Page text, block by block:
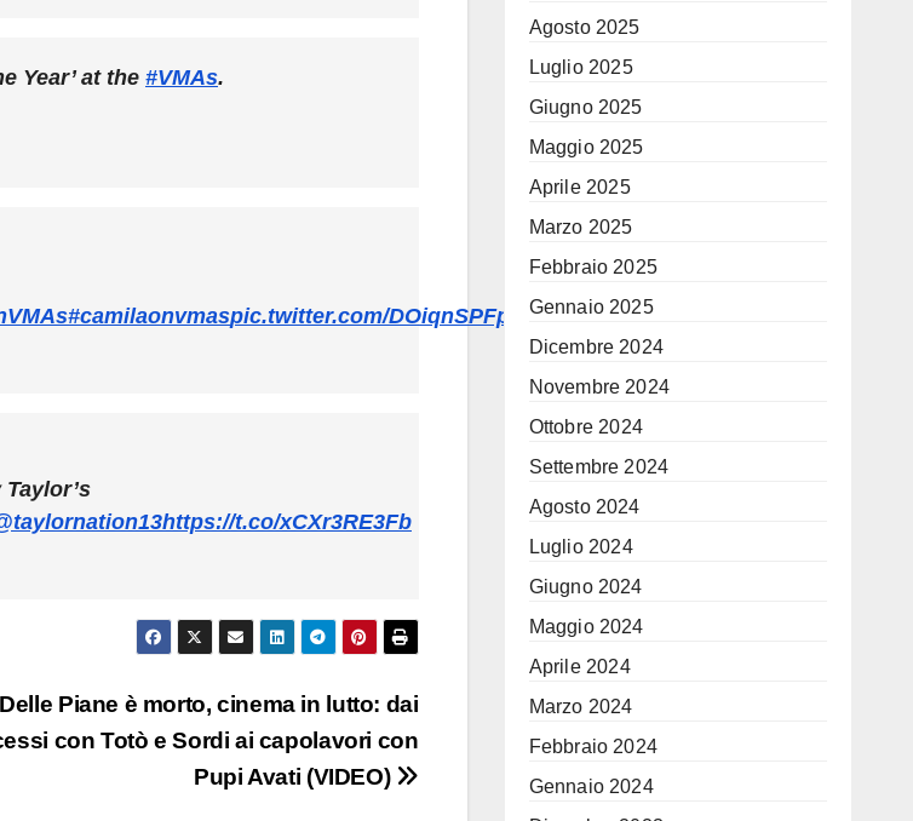
Year’ at the #VMAs.
#camilaonvmaspic.twitter.com/DOiqnSPFpB
https://t.co/xCXr3RE3Fb
Piane è morto, cinema in lutto: dai
con Totò e Sordi ai capolavori con
Pupi Avati (VIDEO)
Agosto 2025
Luglio 2025
Giugno 2025
Maggio 2025
Aprile 2025
Marzo 2025
Febbraio 2025
Gennaio 2025
Dicembre 2024
Novembre 2024
Ottobre 2024
Settembre 2024
Agosto 2024
Luglio 2024
Giugno 2024
Maggio 2024
Aprile 2024
Marzo 2024
Febbraio 2024
Gennaio 2024